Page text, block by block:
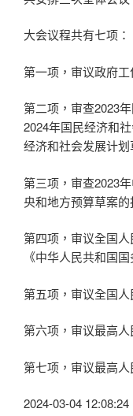
大会议程共有七项：
第一项，审议政府工
第二项，审查2023
2024年国民经济和
经济和社会发展计划
第三项，审查2023
央和地方预算草案的
第四项，审议全国
《中华人民共和国
第五项，审议全国
第六项，审议最高人
第七项，审议最高
2024-03-04 12:08:24